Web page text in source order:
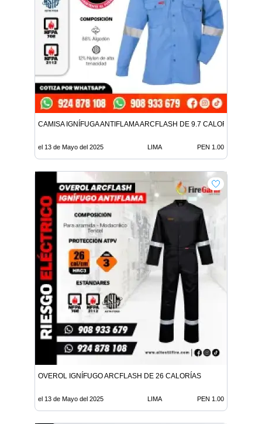
CAMISA IGNÍFUGA ANTIFLAMA ARCFLASH DE 9.7 CALORIAS
el 13 de Mayo del 2025 LIMA PEN 1.00
OVEROL IGNÍFUGO ARCFLASH DE 26 CALORÍAS
el 13 de Mayo del 2025 LIMA PEN 1.00